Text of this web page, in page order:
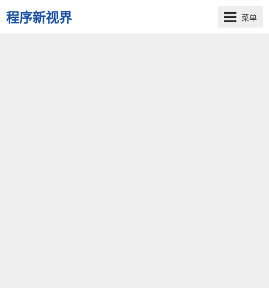
程序新视界
开
菜单